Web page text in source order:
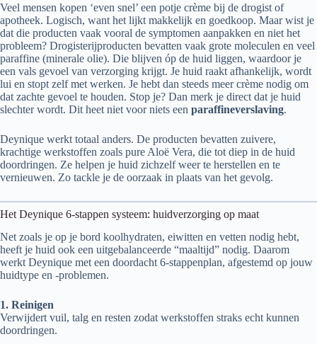
Veel mensen kopen ‘even snel’ een potje crème bij de drogist of
apotheek. Logisch, want het lijkt makkelijk en goedkoop. Maar wist je
dat die producten vaak vooral de symptomen aanpakken en niet het
probleem? Drogisterijproducten bevatten vaak grote moleculen en veel
paraffine (minerale olie). Die blijven óp de huid liggen, waardoor je
een vals gevoel van verzorging krijgt. Je huid raakt afhankelijk, wordt
lui en stopt zelf met werken. Je hebt dan steeds meer crème nodig om
dat zachte gevoel te houden. Stop je? Dan merk je direct dat je huid
slechter wordt. Dit heet niet voor niets een paraffineverslaving.
Deynique werkt totaal anders. De producten bevatten zuivere,
krachtige werkstoffen zoals pure Aloë Vera, die tot diep in de huid
doordringen. Ze helpen je huid zichzelf weer te herstellen en te
vernieuwen. Zo tackle je de oorzaak in plaats van het gevolg.
Het Deynique 6-stappen systeem: huidverzorging op maat
Net zoals je op je bord koolhydraten, eiwitten en vetten nodig hebt,
heeft je huid ook een uitgebalanceerde “maaltijd” nodig. Daarom
werkt Deynique met een doordacht 6-stappenplan, afgestemd op jouw
huidtype en -problemen.
1. Reinigen
Verwijdert vuil, talg en resten zodat werkstoffen straks echt kunnen
doordringen.